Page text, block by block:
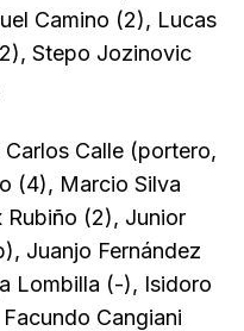
Camino (2), Lucas
Stepo Jozinovic
Carlos Calle (portero,
(4), Marcio Silva
Rubiño (2), Junior
Juanjo Fernández
Lombilla (-), Isidoro
Cangiani